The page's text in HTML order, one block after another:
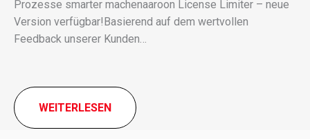
Prozesse smar­ter machen­aa­roon License Limiter – neue
Version verfügbar!Basierend auf dem wert­vol­len
Feedback unse­rer Kunden…
WEITERLESEN